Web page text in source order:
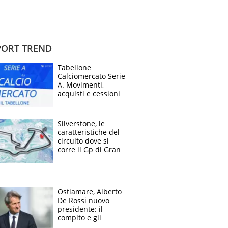
TREND
Tabellone
Calciomercato Serie
A. Movimenti,
acquisti e cessioni:
Silverstone, le
caratteristiche del
circuito dove si
corre il Gp di Gran
Ostiamare, Alberto
De Rossi nuovo
presidente: il
compito e gli